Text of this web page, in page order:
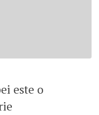
este o